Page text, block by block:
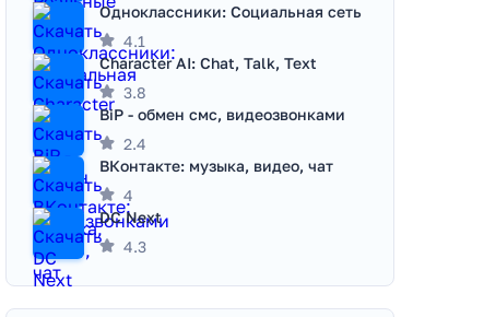
Одноклассники: Социальная сеть
4.1
Character AI: Chat, Talk, Text
3.8
BiP - обмен смс, видеозвонками
2.4
ВКонтакте: музыка, видео, чат
4
DC Next
4.3